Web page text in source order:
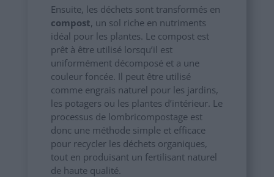
Ensuite, les déchets sont transformés en
compost, un sol riche en nutriments
idéal pour les plantes. Le compost est
prêt à être utilisé lorsqu’il est
uniformément décomposé et a une
couleur foncée. Il peut être utilisé
comme engrais naturel pour les jardins,
les potagers ou les plantes d’intérieur. Le
processus de lombricompostage est
donc une méthode simple et efficace
pour recycler les déchets organiques,
tout en produisant un fertilisant naturel
de haute qualité.